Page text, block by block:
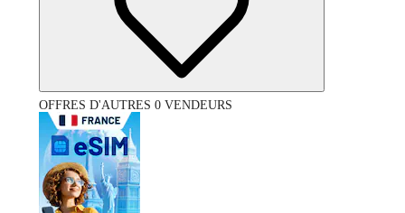
OFFRES D'AUTRES 0 VENDEURS